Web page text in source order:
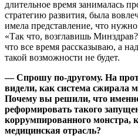
длительное время занималась
стратегию развития, была
имела представление, что
«Так что, возглавишь
что все время рассказываю, а
такой возможности не будет.
— Спрошу по-другому. На
видели, как система сжирала
Почему вы решили, что
реформировать такого
коррумпированного монстра,
медицинская отрасль?